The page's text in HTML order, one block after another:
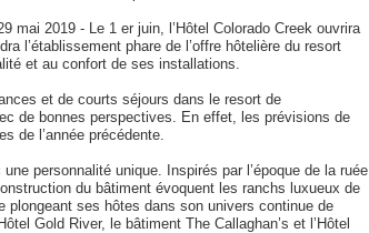
mai 2019 - Le 1 er juin, l’Hôtel Colorado Creek ouvrira
l’établissement phare de l’offre hôtelière du resort
et au confort de ses installations.
et de courts séjours dans le resort de
de bonnes perspectives. En effet, les prévisions de
de l’année précédente.
personnalité unique. Inspirés par l’époque de la ruée
du bâtiment évoquent les ranchs luxueux de
plongeant ses hôtes dans son univers continue de
Gold River, le bâtiment The Callaghan’s et l’Hôtel